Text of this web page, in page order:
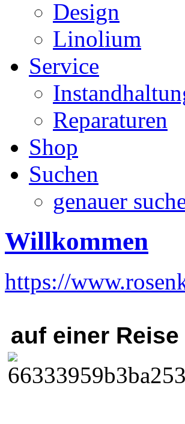
Design
Linolium
Service
Reparaturen
Shop
Suchen
genauer
Willkommen
https://
auf einer